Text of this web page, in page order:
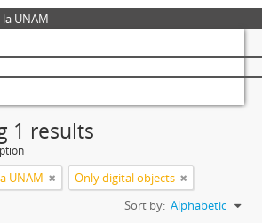
UNAM
1 results
UNAM
Only digital objects
Sort by: Alphabetic